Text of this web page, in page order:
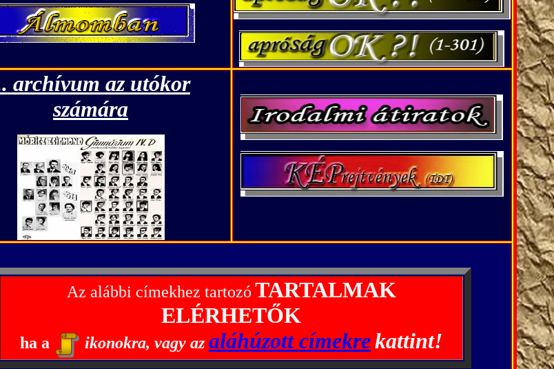
archívum az utókor
számára
Az alábbi címekhez tartozó TARTALMAK
ELÉRHETŐK
ha a ikonokra, vagy azaláhúzottcímekrekattint!